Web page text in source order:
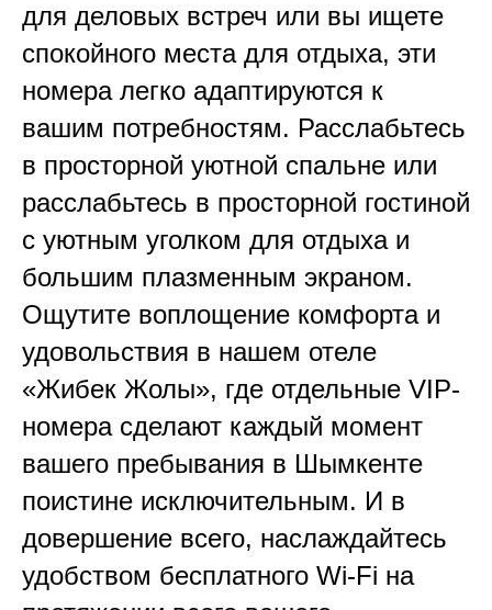
для деловых встреч или вы ищете
спокойного места для отдыха, эти
номера легко адаптируются к
вашим потребностям. Расслабьтесь
в просторной уютной спальне или
расслабьтесь в просторной гостиной
с уютным уголком для отдыха и
большим плазменным экраном.
Ощутите воплощение комфорта и
удовольствия в нашем отеле
«Жибек Жолы», где отдельные VIP-
номера сделают каждый момент
вашего пребывания в Шымкенте
поистине исключительным. И в
довершение всего, наслаждайтесь
удобством бесплатного Wi-Fi на